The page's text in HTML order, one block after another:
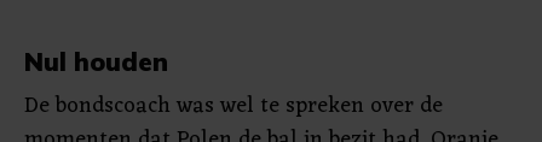
Nul houden
De bondscoach was wel te spreken over de